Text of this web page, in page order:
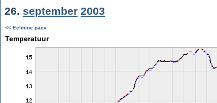
26. september 2003
<< Eelmine päev
Temperatuur